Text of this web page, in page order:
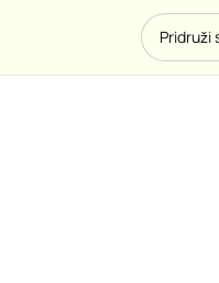
Pridruži